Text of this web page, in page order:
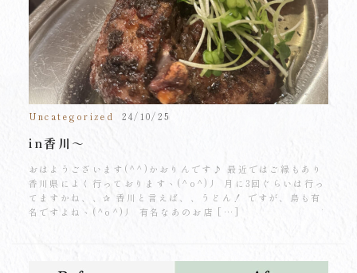
Uncategorized 24/10/25
in香川～
おはようございます(^^)かおりんです♪ 最近ではご縁もあり
香川県によく行っておりますヽ(^o^)丿 月に3回ぐらいは行っ
てますかね、、✰ 香川と言えば、、うどん！ ですが、鳥も有
名ですよねヽ(^o^)丿 有名なあのお店 […]